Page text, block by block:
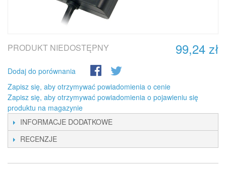
99,24 zł
PRODUKT NIEDOSTĘPNY
Dodaj do porównania
Zapisz się, aby otrzymywać powiadomienia o cenie
Zapisz się, aby otrzymywać powiadomienia o pojawieniu się
produktu na magazynie
INFORMACJE DODATKOWE
RECENZJE